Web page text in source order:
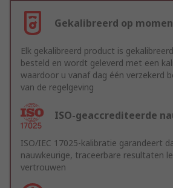
Gekalibreerd op
Elk gekalibreerd product is
besteld en wordt geleverd met een
waardoor u vanaf dag één verzekerd
van de regelgeving
ISO-geaccrediteerde
ISO/IEC 17025-kalibratie garandeert
nauwkeurige, traceerbare resultaten
vertrouwen